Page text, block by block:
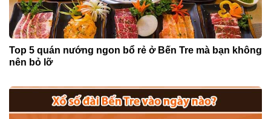
Top 5 quán nướng ngon bổ rẻ ở Bến Tre mà bạn không
nên bỏ lỡ